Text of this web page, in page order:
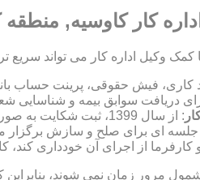
کار کاوسیه, منطقه
وکیل اداره کار می تواند
کاری، فیش حقوقی، پرینت حساب
دریافت سوابق بیمه و شناسایی
: از سال 1399، ثبت شکایت به صورت الکترونیکی در این سامانه انجام می شود.
جلسه ای برای صلح و سازش
کارفرما از اجرای آن خودداری
مرور زمان نمی شوند، بنابراین